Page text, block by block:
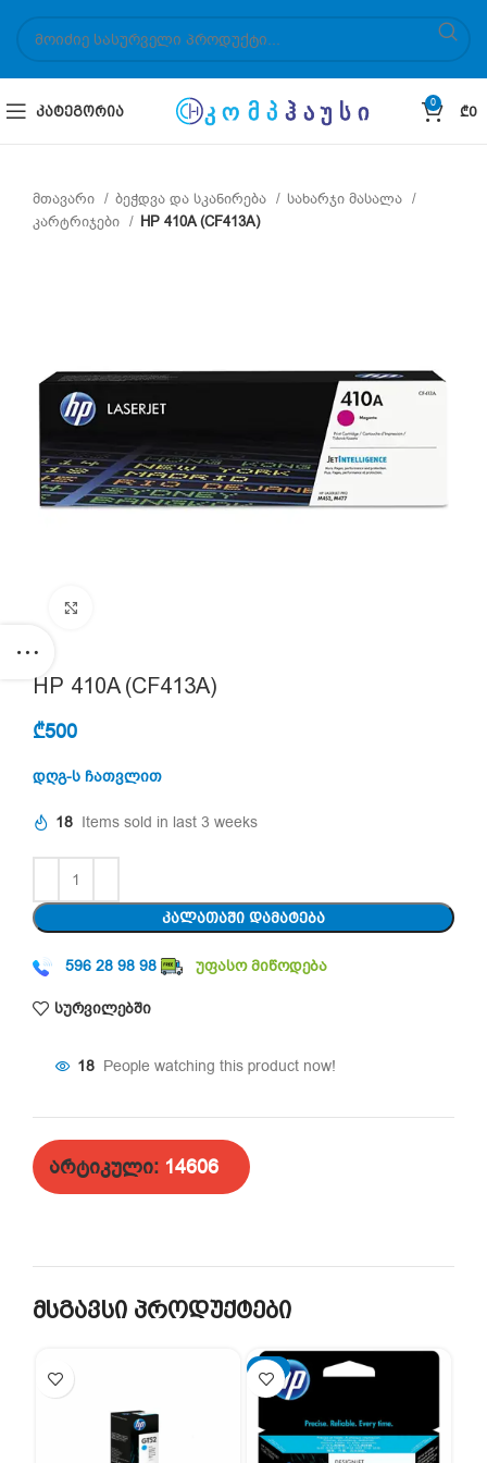
ᲙᲐᲢᲔᲒᲝᲠᲘᲐ
0
₾0
მთავარი ბეჭდვა და სკანირება
სახარჯი მასალა
კარტრიჯები
HP 410A (CF413A)
HP 410A (CF413A)
₾500
დღგ-ს ჩათვლით
18 Items sold in last 3 weeks
ᲙᲐᲚᲐᲗᲐᲨᲘ ᲓᲐᲛᲐᲢᲔᲑᲐ
596 28 98 98 უფასო მიწოდება
სურვილებში
18 People watching this product now!
არტიკული: 14606
მსგავსი პროდუქტები
-2%